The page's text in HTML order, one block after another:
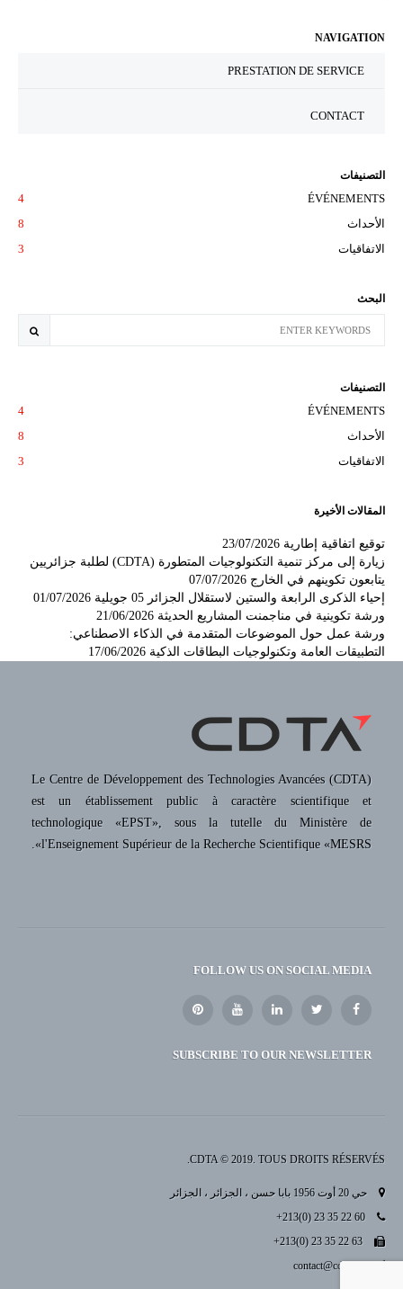
NAVIGATION
PRESTATION DE SERVICE
CONTACT
التصنيفات
ÉVÉNEMENTS
4
الأحداث
8
الاتفاقيات
3
البحث
التصنيفات
ÉVÉNEMENTS
4
الأحداث
8
الاتفاقيات
3
المقالات الأخيرة
توقيع اتفاقية إطارية 23/07/2026
زيارة إلى مركز تنمية التكنولوجيات المتطورة (CDTA) لطلبة جزائريين
يتابعون تكوينهم في الخارج 07/07/2026
إحياء الذكرى الرابعة والستين لاستقلال الجزائر 05 جويلية
01/07/2026
ورشة تكوينية في مناجمنت المشاريع الحديثة 21/06/2026
ورشة عمل حول الموضوعات المتقدمة في الذكاء الاصطناعي:
التطبيقات العامة وتكنولوجيات البطاقات الذكية 17/06/2026
Le Centre de Développement des Technologies Avancées (CDTA)
est un établissement public à caractère scientifique et
technologique «EPST», sous la tutelle du Ministère de
l'Enseignement Supérieur de la Recherche Scientifique «MESRS».
FOLLOW US ON SOCIAL MEDIA
SUBSCRIBE TO OUR NEWSLETTER
CDTA © 2019. TOUS DROITS RÉSERVÉS.
حي 20 أوت 1956 بابا حسن ، الجزائر ، الجزائر
+213(0) 23 35 22 60
+213(0) 23 35 22 63
contact@cdta.dz